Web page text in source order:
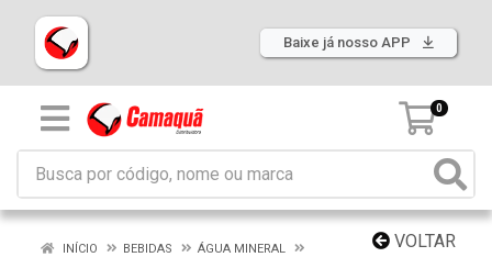
Baixe já nosso APP
0
VOLTAR
INÍCIO BEBIDAS
ÁGUA MINERAL